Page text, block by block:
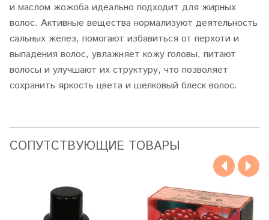
и маслом жожоба идеально подходит для жирных
волос. Активные вещества нормализуют деятельность
сальных желез, помогают избавиться от перхоти и
выпадения волос, увлажняет кожу головы, питают
волосы и улучшают их структуру, что позволяет
сохранить яркость цвета и шелковый блеск волос.
CОПУТСТВУЮЩИЕ ТОВАРЫ